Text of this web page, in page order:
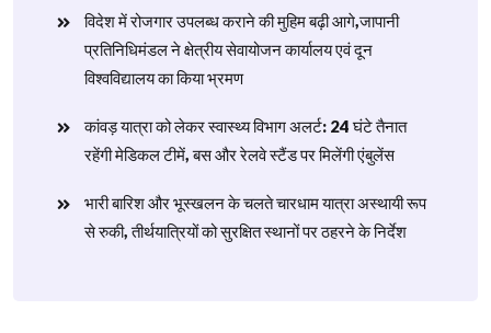
विदेश में रोजगार उपलब्ध कराने की मुहिम बढ़ी आगे,जापानी
प्रतिनिधिमंडल ने क्षेत्रीय सेवायोजन कार्यालय एवं दून
विश्वविद्यालय का किया भ्रमण
​कांवड़ यात्रा को लेकर स्वास्थ्य विभाग अलर्ट: 24 घंटे तैनात
रहेंगी मेडिकल टीमें, बस और रेलवे स्टैंड पर मिलेंगी एंबुलेंस
​भारी बारिश और भूस्खलन के चलते चारधाम यात्रा अस्थायी रूप
से रुकी, तीर्थयात्रियों को सुरक्षित स्थानों पर ठहरने के निर्देश